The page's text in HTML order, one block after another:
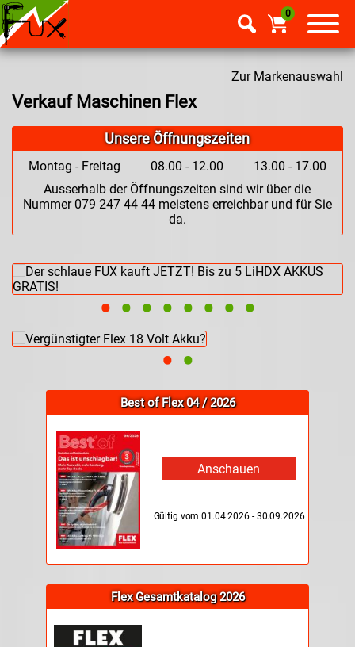
0
Verkauf Maschinen Flex
Zur Markenauswahl
Unsere Öffnungszeiten
Montag - Freitag 08.00 - 12.00
13.00 - 17.00
Ausserhalb der Öffnungszeiten sind wir über die
Nummer 079 247 44 44 meistens erreichbar und für Sie
da.
••••••••
••
Best of Flex 04 / 2026
Anschauen
Gültig vom 01.04.2026 - 30.09.2026
Flex Gesamtkatalog 2026